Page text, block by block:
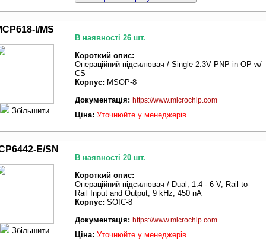
I/MS
Збільшити
В наявності 26 шт.
Короткий опис:
Операційний підсилювач / Single 2.3V PNP in OP w/
CS
Корпус: MSOP-8
Документація: https://www.microchip.com
Ціна: Уточнюйте у менеджерів
E/SN
Збільшити
В наявності 20 шт.
Короткий опис:
Операційний підсилювач / Dual, 1.4 - 6 V, Rail-to-
Rail Input and Output, 9 kHz, 450 nA
Корпус: SOIC-8
Документація: https://www.microchip.com
Ціна: Уточнюйте у менеджерів